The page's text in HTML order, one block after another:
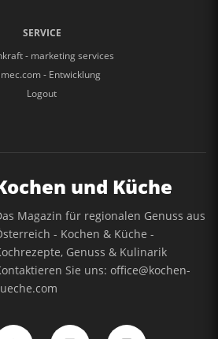
SERVICE
- marketing services
- Entwicklung
Logout
und Küche
Magazin für regionalen Genuss aus
- Kochen & Küche -
Genuss & Kulinarik
Sie uns:office@kochen-